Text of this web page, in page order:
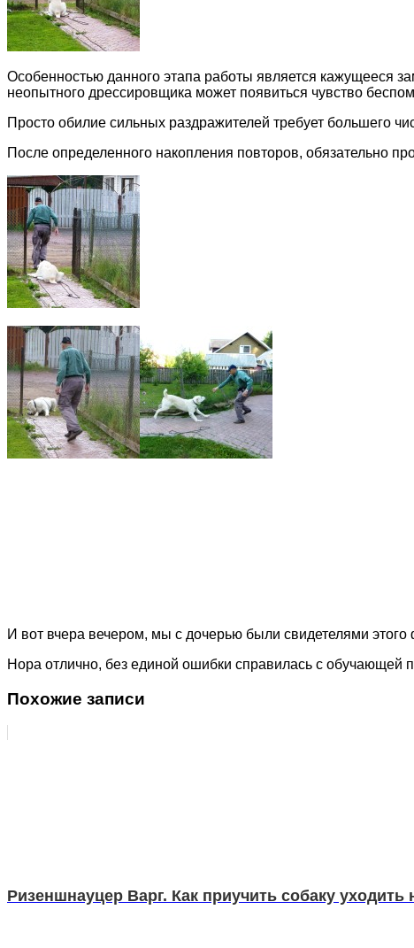
Особенностью данного этапа работы является кажущееся
неопытного дрессировщика может появиться чувство
Просто обилие сильных раздражителей требует большего
После определенного накопления повторов, обязательно
И вот вчера вечером, мы с дочерью были свидетелями
Нора отлично, без единой ошибки справилась с обучающей
Похожие записи
Ризеншнауцер Варг. Как приучить собаку уходить